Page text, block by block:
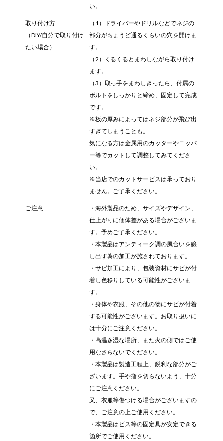
い。
取り付け方
（DIY/自分で取り付け
たい場合）
（1）ドライバーやドリルなどでネジの
部分がちょうど通るくらいの穴を開けま
す。
（2）くるくるとまわしながら取り付け
ます。
（3）取っ手をまわしきったら、付属の
ボルトをしっかりと締め、固定して完成
です。
※板の厚みによってはネジ部分が飛び出
すぎてしまうことも。
気になる方は金属用のカッターやニッパ
ー等でカットして調整してみてくださ
い。
※当店でのカットサービスは承っており
ません。ご了承ください。
ご注意
・海外製品のため、サイズやデザイン、
仕上がりに個体差がある場合がございま
す。予めご了承ください。
・本製品はアンティーク調の風合いを醸
し出す為の加工が施されております。
・サビ加工により、包装資材にサビが付
着し色移りしている可能性がございま
す。
・身体や衣服、その他の物にサビが付着
する可能性がございます。お取り扱いに
は十分にご注意ください。
・高温多湿な場所、また火の側ではご使
用なさらないでください。
・本製品は製造工程上、鋭利な部分がご
ざいます。手や指を切らないよう、十分
にご注意ください。
又、衣服等傷つける場合がございますの
で、ご注意の上ご使用ください。
・本製品はビス等の固定具が安定できる
箇所でご使用ください。